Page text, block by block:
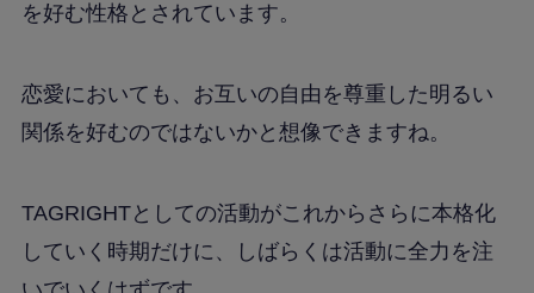
を好む性格とされています。
恋愛においても、お互いの自由を尊重した明るい
関係を好むのではないかと想像できますね。
TAGRIGHTとしての活動がこれからさらに本格化
していく時期だけに、しばらくは活動に全力を注